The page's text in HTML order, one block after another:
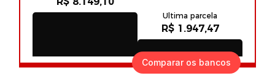
Comparar os bancos